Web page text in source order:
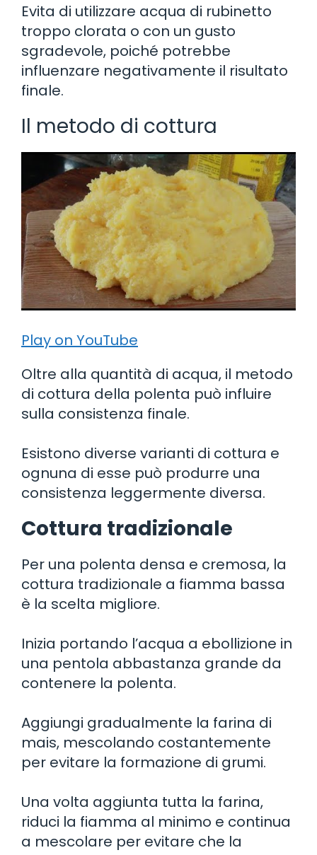
Evita di utilizzare acqua di rubinetto
troppo clorata o con un gusto
sgradevole, poiché potrebbe
influenzare negativamente il risultato
finale.
Il metodo di cottura
Play on YouTube
Oltre alla quantità di acqua, il metodo
di cottura della polenta può influire
sulla consistenza finale.
Esistono diverse varianti di cottura e
ognuna di esse può produrre una
consistenza leggermente diversa.
Cottura tradizionale
Per una polenta densa e cremosa, la
cottura tradizionale a fiamma bassa
è la scelta migliore.
Inizia portando l’acqua a ebollizione in
una pentola abbastanza grande da
contenere la polenta.
Aggiungi gradualmente la farina di
mais, mescolando costantemente
per evitare la formazione di grumi.
Una volta aggiunta tutta la farina,
riduci la fiamma al minimo e continua
a mescolare per evitare che la